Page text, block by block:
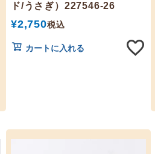
ド/うさぎ）227546-26
¥2,750税込
カートに入れる